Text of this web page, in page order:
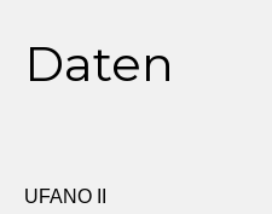
Daten
UFANO II